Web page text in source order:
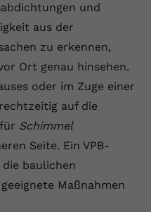
und
aus der
zu erkennen,
Ort genau hinsehen.
oder im Zuge einer
auf die
Schimmel
Seite. Ein VPB-
baulichen
Maßnahmen
gesetzte Cookie
eindeutige ID, um
devices